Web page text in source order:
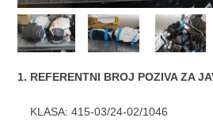
1. REFERENTNI BROJ POZIVA ZA
KLASA: 415-03/24-02/1046